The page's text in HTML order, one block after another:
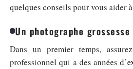
quelques conseils pour vous aider
Un photographe
Dans un premier temps,
professionnel qui a des années